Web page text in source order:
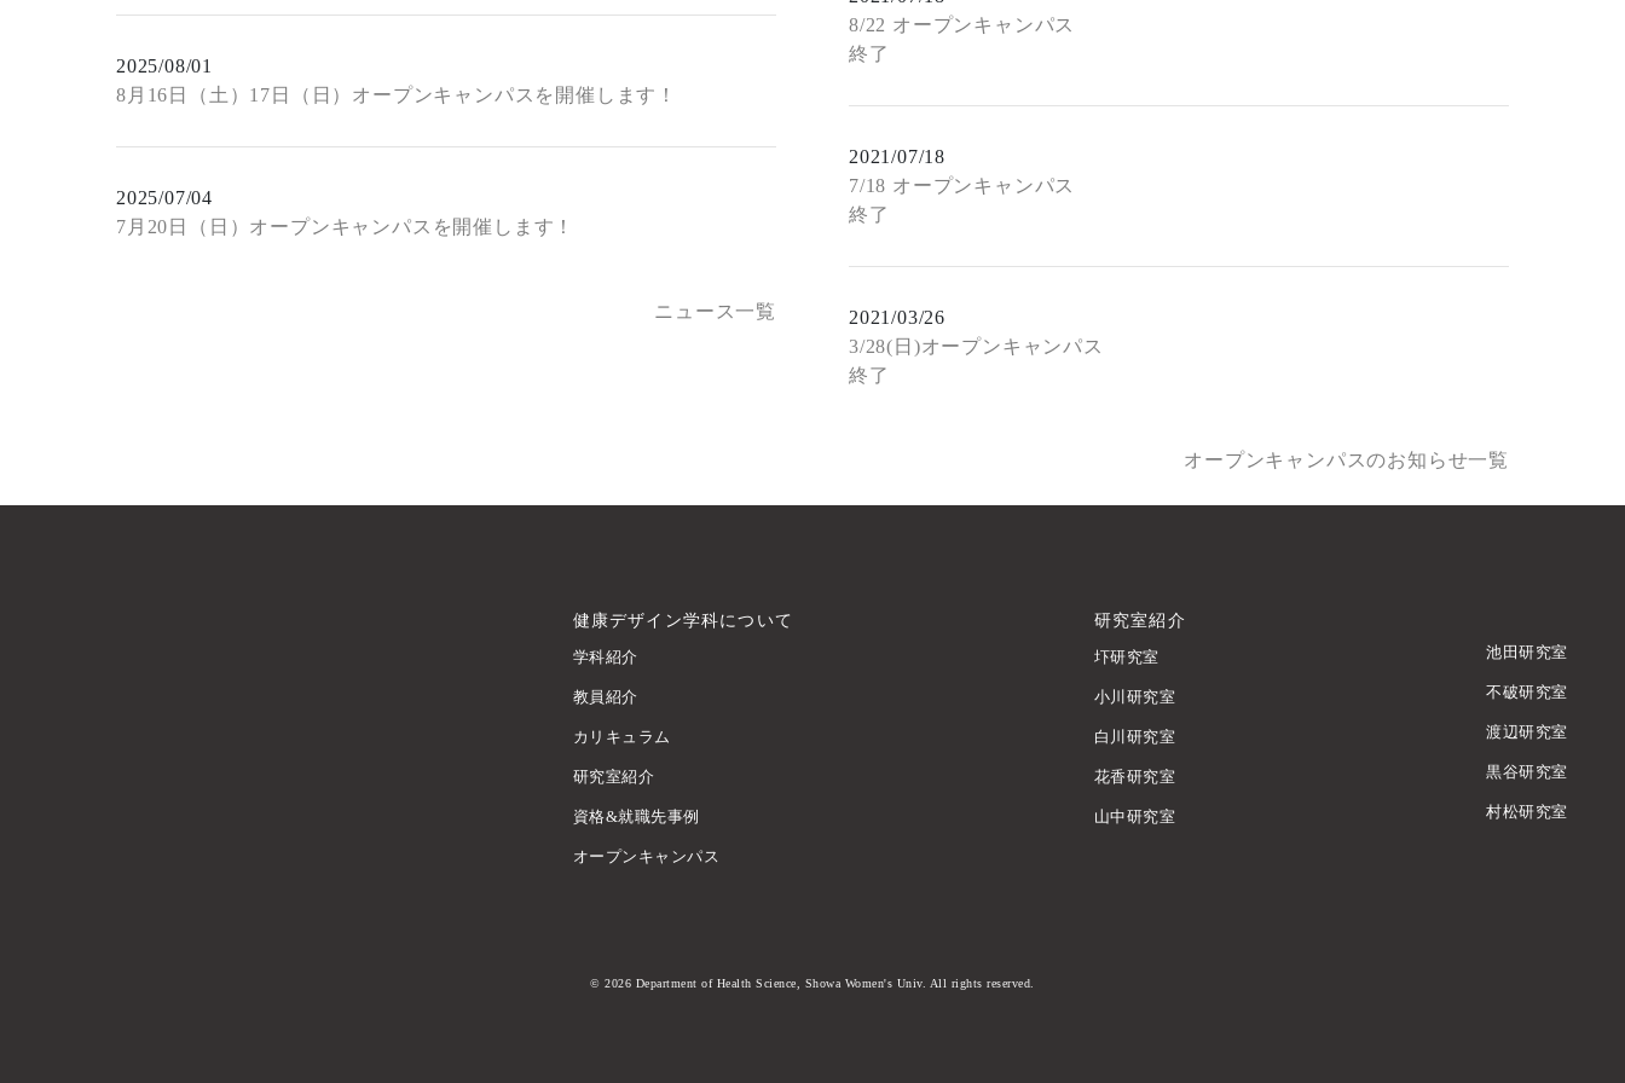
2025/08/01
8月16日（土）17日（日）オープンキャンパスを開催します！
2025/07/04
7月20日（日）オープンキャンパスを開催します！
ニュース一覧
8/22 オープンキャンパス
終了
2021/07/18
7/18 オープンキャンパス
終了
2021/03/26
3/28(日)オープンキャンパス
終了
オープンキャンパスのお知らせ一覧
健康デザイン学科について
学科紹介
教員紹介
カリキュラム
研究室紹介
資格&就職先事例
オープンキャンパス
研究室紹介
圷研究室
小川研究室
白川研究室
花香研究室
山中研究室
池田研究室
不破研究室
渡辺研究室
黒谷研究室
村松研究室
©2026 Department of Health Science, Showa Women's Univ. All rights reserved.